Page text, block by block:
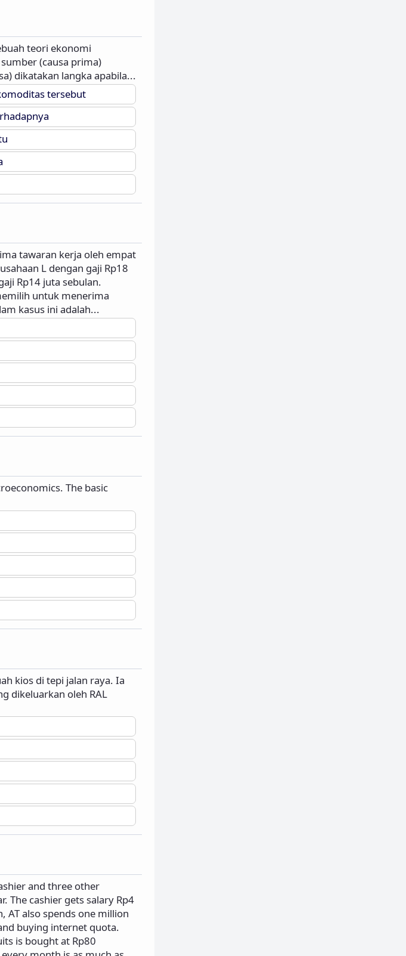
teori ekonomi
(causa prima)
dikatakan langka apabila...
tersebut
tawaran kerja oleh empat
L dengan gaji Rp18
Rp14 juta sebulan.
untuk menerima
kasus ini adalah...
The basic
kios di tepi jalan raya. Ia
dikeluarkan oleh RAL
and three other
The cashier gets salary Rp4
AT also spends one million
buying internet quota.
is bought at Rp80